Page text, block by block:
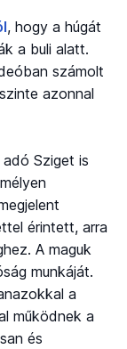
, hogy a húgát
a buli alatt.
számolt
azonnal
Sziget is
érintett, arra
A maguk
munkáját.
a
működnek a
és